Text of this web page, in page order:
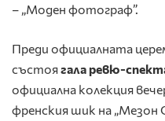
– „Моден фотограф”.
Преди официалната
състоягала ревю-
официална колекция
френския шик на „Мезон